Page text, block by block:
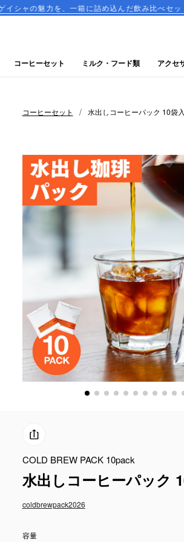
、一箱に詰め込んだ飲み比べセットが登場！
コーヒーセット / 水出しコーヒーパック 10袋
COLD BREW PACK 10pack
水出しコーヒーパック
coldbrewpack2026
容量
コーヒーセット ミルク・フード類 アクセ